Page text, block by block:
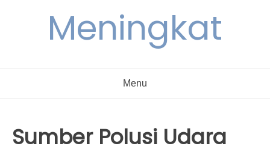
Meningkat
Menu
Sumber Polusi Udara